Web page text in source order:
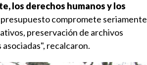
los derechos humanos y los
compromete seriamente
preservación de archivos
recalcaron.